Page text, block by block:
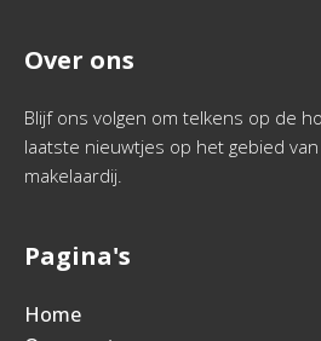
Over ons
Blijf ons volgen om telkens op de
laatste nieuwtjes op het gebied
makelaardij.
Pagina's
Home